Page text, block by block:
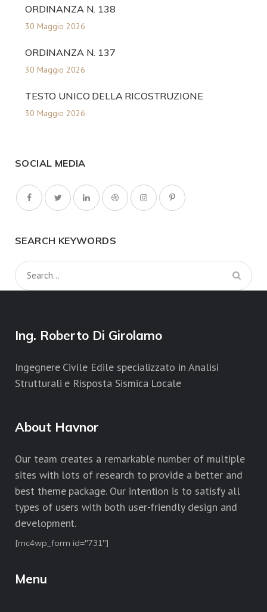
ORDINANZA N. 138
30 Maggio 2026
ORDINANZA N. 137
30 Maggio 2026
TESTO UNICO DELLA RICOSTRUZIONE
30 Maggio 2026
SOCIAL MEDIA
SEARCH KEYWORDS
Ing. Roberto Di Girolamo
Ingegnere Civile Edile specializzato in Analisi
Strutturali e Risposta Sismica Locale
About Havnor
Our team creates a remarkable number of multiple
sites with lots of research to provide a better and
best theme package. Our intention is to satisfy all
types of users with both user-friendly design and
development.
[mc4wp_form id="731"]
Menu